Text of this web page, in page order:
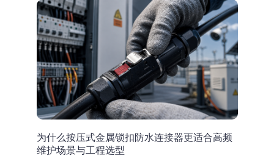
为什么按压式金属锁扣防水连接器更适合高频
维护场景与工程选型